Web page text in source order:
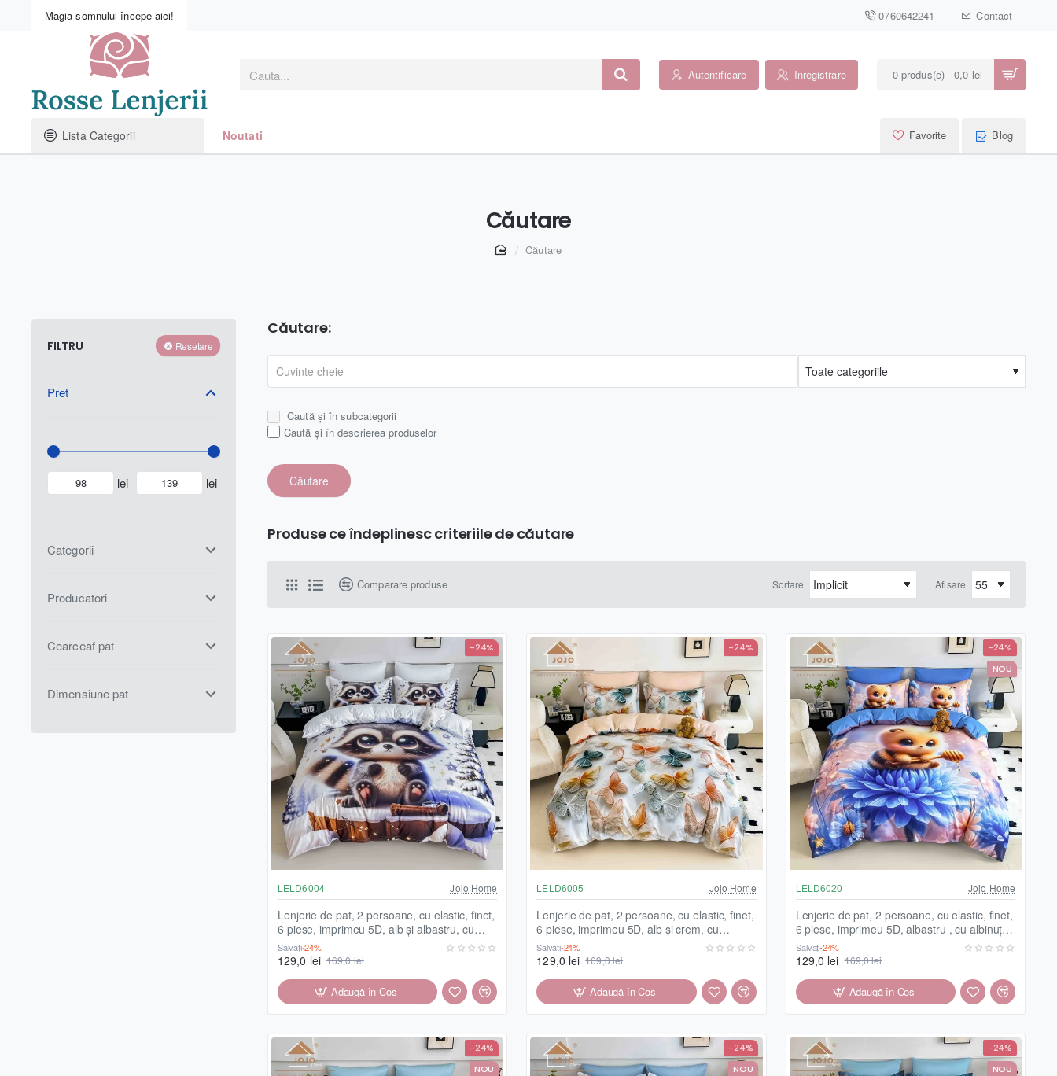
Magia somnului începe aici! 0760642241 Contact
Cauta... Autentificare Inregistrare 0 produs(e) - 0,0 lei
Lista Categorii Noutati Favorite Blog
Căutare
homeCăutare
FILTRU Resetare
Pret
lei lei
Categorii
Producatori
Cearceaf pat
Dimensiune pat
Căutare:
Caută și în subcategorii
Caută și în descrierea produselor
Căutare
Produse ce îndeplinesc criteriile de căutare
Comparare produse Sortare Afisare
-24%
LELD6004 Jojo Home
Lenjerie de pat, 2 persoane, cu elastic, finet,
6 piese, imprimeu 5D, alb și albastru, cu
raton, LELD6004
Salvați-24%
129,0 lei 169,0 lei
Adaugă în Coş
-24%
LELD6005 Jojo Home
Lenjerie de pat, 2 persoane, cu elastic, finet,
6 piese, imprimeu 5D, alb și crem, cu
fluturași, LELD6005
Salvați-24%
129,0 lei 169,0 lei
Adaugă în Coş
NOU
-24%
LELD6020 Jojo Home
Lenjerie de pat, 2 persoane, cu elastic, finet,
6 piese, imprimeu 5D, albastru , cu albinuță,
LELD6020
Salvați-24%
129,0 lei 169,0 lei
Adaugă în Coş
NOU
-24%
NOU
-24%
NOU
-24%